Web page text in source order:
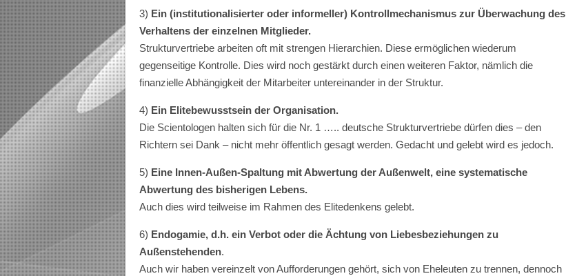
3) Ein (institutionalisierter oder informeller) Kontrollmechanismus zur Überwachung des
Verhaltens der einzelnen Mitglieder.
Strukturvertriebe arbeiten oft mit strengen Hierarchien. Diese ermöglichen wiederum
gegenseitige Kontrolle. Dies wird noch gestärkt durch einen weiteren Faktor, nämlich die
finanzielle Abhängigkeit der Mitarbeiter untereinander in der Struktur.
4) Ein Elitebewusstsein der Organisation.
Die Scientologen halten sich für die Nr. 1 ….. deutsche Strukturvertriebe dürfen dies – den
Richtern sei Dank – nicht mehr öffentlich gesagt werden. Gedacht und gelebt wird es jedoch.
5) Eine Innen-Außen-Spaltung mit Abwertung der Außenwelt, eine systematische
Abwertung des bisherigen Lebens.
Auch dies wird teilweise im Rahmen des Elitedenkens gelebt.
6) Endogamie, d.h. ein Verbot oder die Ächtung von Liebesbeziehungen zu
Außenstehenden.
Auch wir haben vereinzelt von Aufforderungen gehört, sich von Eheleuten zu trennen, dennoch